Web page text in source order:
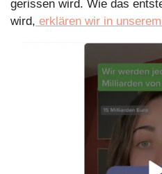
gerissen wird. Wie das
wird, erklären wir in